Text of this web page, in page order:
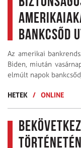
bankcsőd
Az amerikai
Biden, miután
elmúlt napok
HETEK / ONLINE